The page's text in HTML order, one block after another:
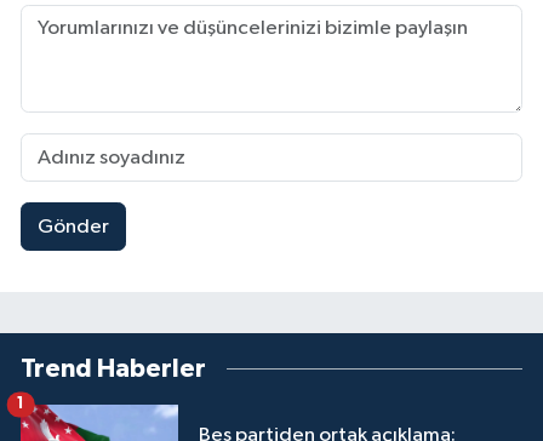
Gönder
Trend Haberler
Beş partiden ortak açıklama:
1